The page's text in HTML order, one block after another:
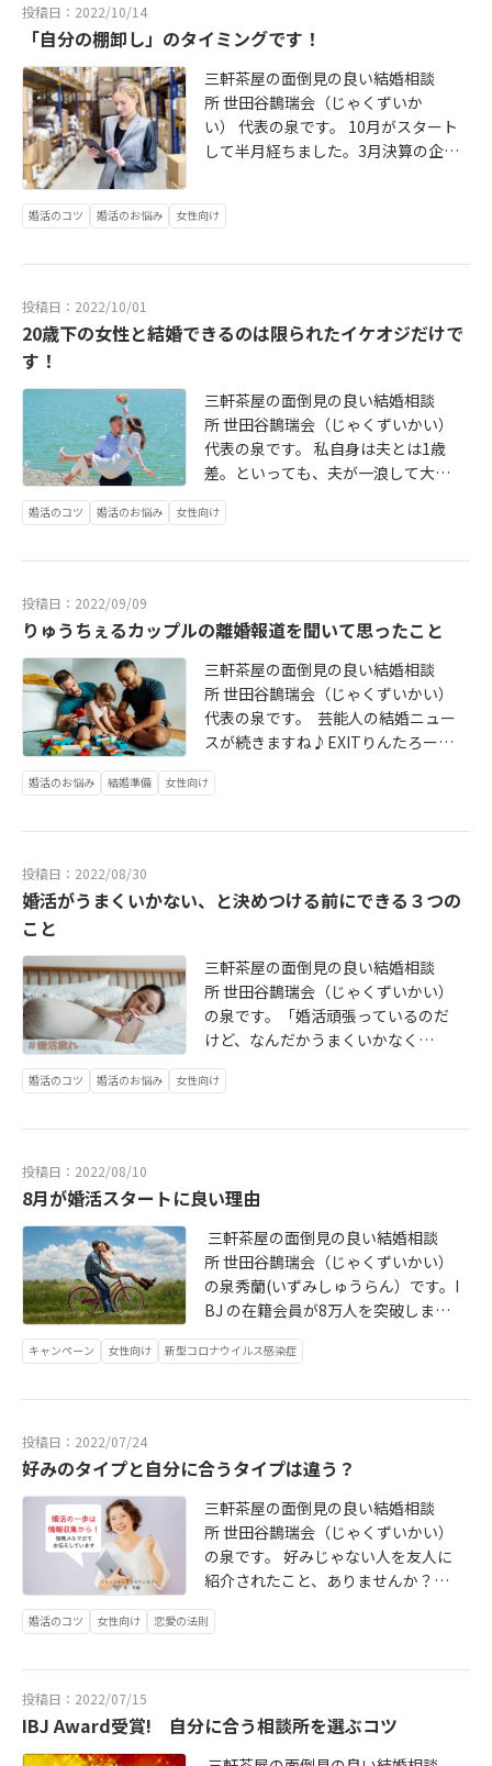
た。 背が高い年収が高い学歴が高
い の３つです。 みなさん奥ゆかしい
ので、「私は三高の男性が希望で
す！」とは言いませんが、 「自分が
162cmあるから、ヒールはいても自
だから、まあ同じくらいかな」 と、
「三高」なことも。
投稿日：2022/10/14
「自分の棚卸し」のタイミングです！
三軒茶屋の面倒見の良い結婚相談
所 世田谷鵲瑞会（じゃくずいか
い） 代表の泉です。 10月がスタート
して半月経ちました。3月決算の企業
から下期スタートですよね。私は長
らくメーカーで物流関係の仕事をし
卸。 「朝早くから倉庫に行かされて
卸を実施する側からすると、「大き
心不安なものでした。この棚卸作
業、小さい差異をそのままにしてお
くと、1年2年たったら、巨大になり
すぎて、全く原因不明になってしま
うのです。これ、自分についても同
じこと。 「私、このままでいいのか
小さい違和感が、日々忙殺されてい
続けると、、、 解決が難しくなりま
す。 そして、最後は「なかったこと
にしよう！」と重い蓋をしてしまう
ことになるのです。
婚活のコツ 婚活のお悩み 女性向け
投稿日：2022/10/01
20歳下の女性と結婚できるのは限られたイケオジだけで
す！
三軒茶屋の面倒見の良い結婚相談
所 世田谷鵲瑞会（じゃくずいかい）
代表の泉です。 私自身は夫とは1歳
差。といっても、夫が一浪して大学
に入っているので、同級生同士で
す。そのため、子供の頃のテレビの
るくらい。友達夫婦の典型です。
婚活のコツ 婚活のお悩み 女性向け
投稿日：2022/09/09
りゅうちぇるカップルの離婚報道を聞いて思ったこと
三軒茶屋の面倒見の良い結婚相談
所 世田谷鵲瑞会（じゃくずいかい）
代表の泉です。 芸能人の結婚ニュー
スが続きますね♪EXITりんたろーさ
ん、ノンスタイル井上さん、スピー
ドワゴン井戸田と、おめでたいニュ
ゅうちぇるカップルの離婚報道で
る選択をしたわけではないようで
す。 以下、お二人のインスタグラム
ん「これからは"夫"と"妻"ではな
く、人生のパートナー、そしてかけ
がえのない息子の親として、家族で
人生を過ごしていこうね。という形
り家族で暮らします」 ぺこさん「り
ゆる夫婦というかたちではなく、こ
して、新しい家族のかたちで過ごし
ていくことになりました。」 「りゅ
うちぇるの決断や勇気は生半可なも
のじゃないんだと示すためにも、戸
籍上でも、夫婦ではなくしても家族
という枠にいられるよう、今最善の
方法を見つけて進めようとしている
ところです。」 これ、我が家の状況
とほぼ同じ。 私は「自分の姓を変え
で、夫と息子を家族として、自分の
届を受理してもらったあとに離婚し
ています。 まさに、りゅうちぇるカ
ップル同様に「離婚しても家族であ
り、3人で住んでいる」状況で
す。 ネット記事への書き込みをみて
いると、圧倒的に批判ばかり。 事実
ないし、する必要もないのだけれ
ど、男性”であることに違和感を感じ
婚活のお悩み 結婚準備 女性向け
投稿日：2022/08/30
婚活がうまくいかない、と決めつける前にできる３つの
こと
三軒茶屋の面倒見の良い結婚相談
所 世田谷鵲瑞会（じゃくずいかい）
の泉です。「婚活頑張っているのだ
けど、なんだかうまくいかなく
て、、。」 オンラインパーティーに
参加前にそんなお悩みを打ち明けて
を兼ねて参加くださった結果は 参加
です！」と、女性1番人気さんでした
婚活のコツ 婚活のお悩み 女性向け
投稿日：2022/08/10
8月が婚活スタートに良い理由
三軒茶屋の面倒見の良い結婚相談
所 世田谷鵲瑞会（じゃくずいかい）
の泉秀蘭(いずみしゅうらん）です。I
BJ の在籍会員が8万人を突破しまし
た！いま、この瞬間に、「本気で結
婚したい」と動いている人が8万人も
でいません！！ ちなみにIBJでの在
75,191人2022年7月 80,296人 入会者
が増え続けています！ きっかけの一
つが、コロナ禍です。
キャンペーン 女性向け 新型コロナウイルス感染症
投稿日：2022/07/24
好みのタイプと自分に合うタイプは違う？
三軒茶屋の面倒見の良い結婚相談
所 世田谷鵲瑞会（じゃくずいかい）
の泉です。 好みじゃない人を友人に
紹介されたこと、ありませんか？
「私の好み全然わかってない！」 コ
レ、もったいないです！ 第三者から
ったりします。なぜなら、自分の選
りするので、本質を見逃しがちだか
婚活のコツ 女性向け 恋愛の法則
投稿日：2022/07/15
IBJ Award受賞! 自分に合う相談所を選ぶコツ